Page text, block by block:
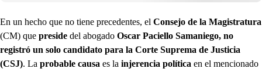
En un hecho que no tiene precedentes, el Consejo de la Magistratura
(CM) que preside del abogado Oscar Paciello Samaniego, no
registró un solo candidato para la Corte Suprema de Justicia
(CSJ). La probable causa es la injerencia política en el mencionado